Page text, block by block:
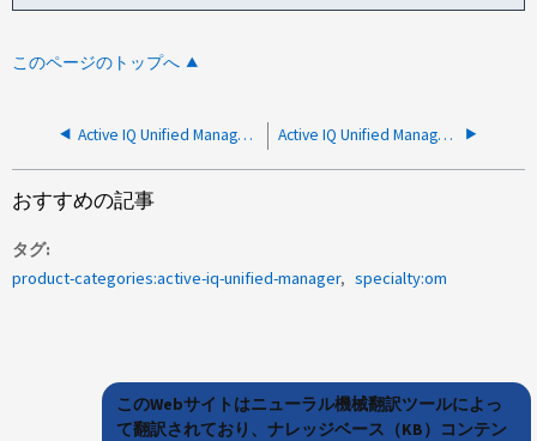
このページのトップへ
Active IQ Unified ManagerでUIを起動しようとすると「404-Not Found」エラーが表示される Active IQ Unified Managerでクラスタオブジェクトのステータス変更のイベントが生成されない
おすすめの記事
タグ
product-categories:active-iq-unified-manager
specialty:om
このWebサイトはニューラル機械翻訳ツールによっ
て翻訳されており、ナレッジベース（KB）コンテン